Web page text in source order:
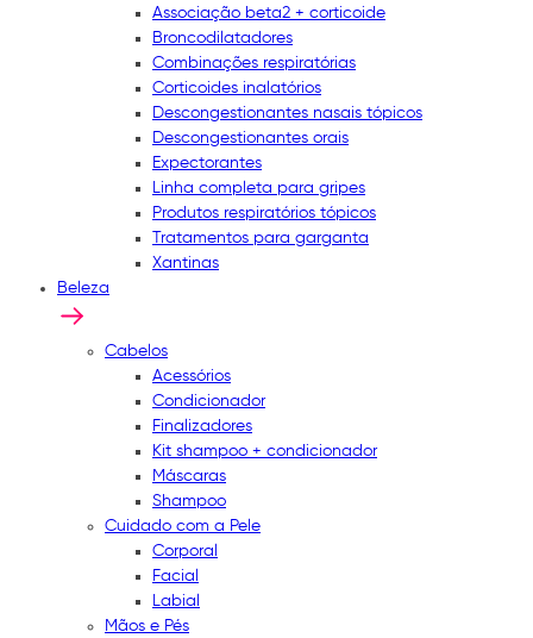
Associação beta2 + corticoide
Broncodilatadores
Combinações respiratórias
Corticoides inalatórios
Descongestionantes nasais tópicos
Descongestionantes orais
Expectorantes
Linha completa para gripes
Produtos respiratórios tópicos
Tratamentos para garganta
Xantinas
Beleza
Cabelos
Acessórios
Condicionador
Finalizadores
Kit shampoo + condicionador
Máscaras
Shampoo
Cuidado com a Pele
Corporal
Facial
Labial
Mãos e Pés